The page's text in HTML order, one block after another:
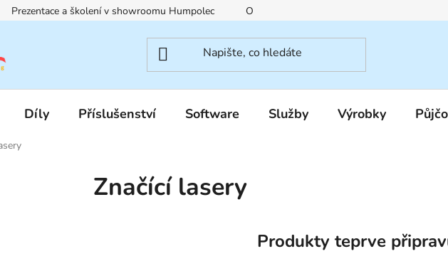
Prezentace a školení v showroomu Humpolec O nás
Díly Příslušenství Software Služby Výrobky
Značící lasery
Produkty teprve